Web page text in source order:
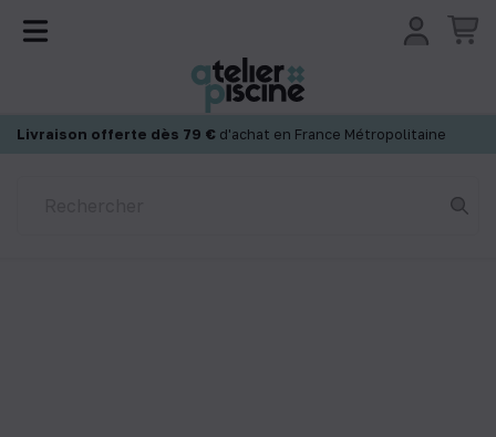
Livraison offerte dès 79 € d'achat en France Métropolitaine